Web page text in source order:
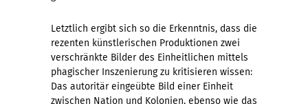
Letztlich ergibt sich so die Erkenntnis, dass die
rezenten künstlerischen Produktionen zwei
verschränkte Bilder des Einheitlichen mittels
phagischer Inszenierung zu kritisieren wissen:
Das autoritär eingeübte Bild einer Einheit
zwischen Nation und Kolonien, ebenso wie das